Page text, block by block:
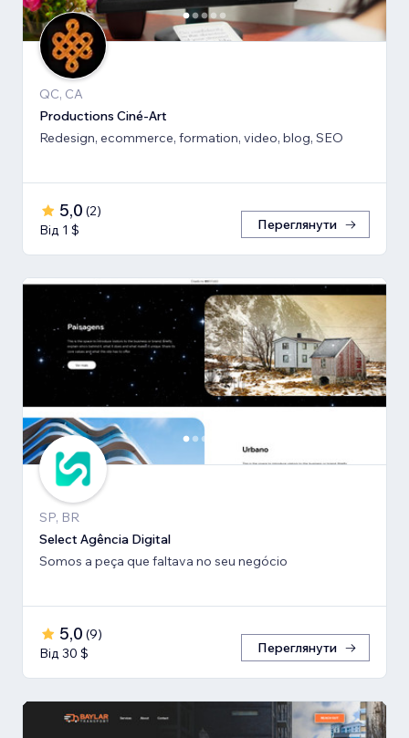
QC, CA
Productions Ciné-Art
Redesign, ecommerce, formation, video, blog, SEO
5,0 (2)
Від 1 $
Переглянути
SP, BR
Select Agência Digital
Somos a peça que faltava no seu negócio
5,0 (9)
Від 30 $
Переглянути